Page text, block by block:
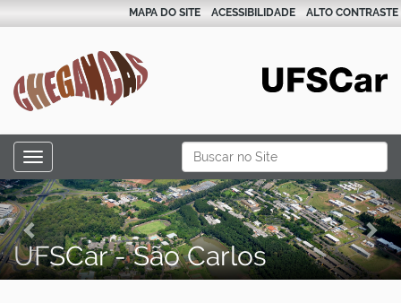
Busca
Busca Avançada…
MAPA DO SITE ACESSIBILIDADE ALTO CONTRASTE
v
e
g
a
Toggle navigation
UFSCar - São Carlos
P
r
e
v
N
e
x
t